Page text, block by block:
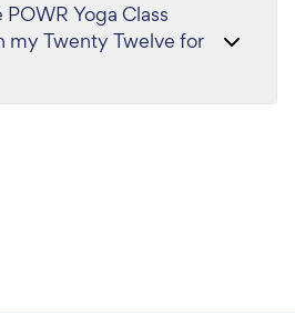
Yoga Class
my Twenty Twelve for